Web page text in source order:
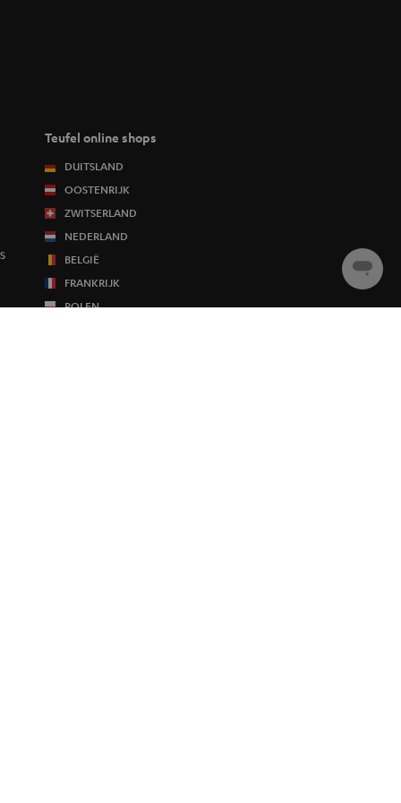
Teufel online shops
DUITSLAND
OOSTENRIJK
ZWITSERLAND
NEDERLAND
BELGIË
FRANKRIJK
POLEN
Chat
starten